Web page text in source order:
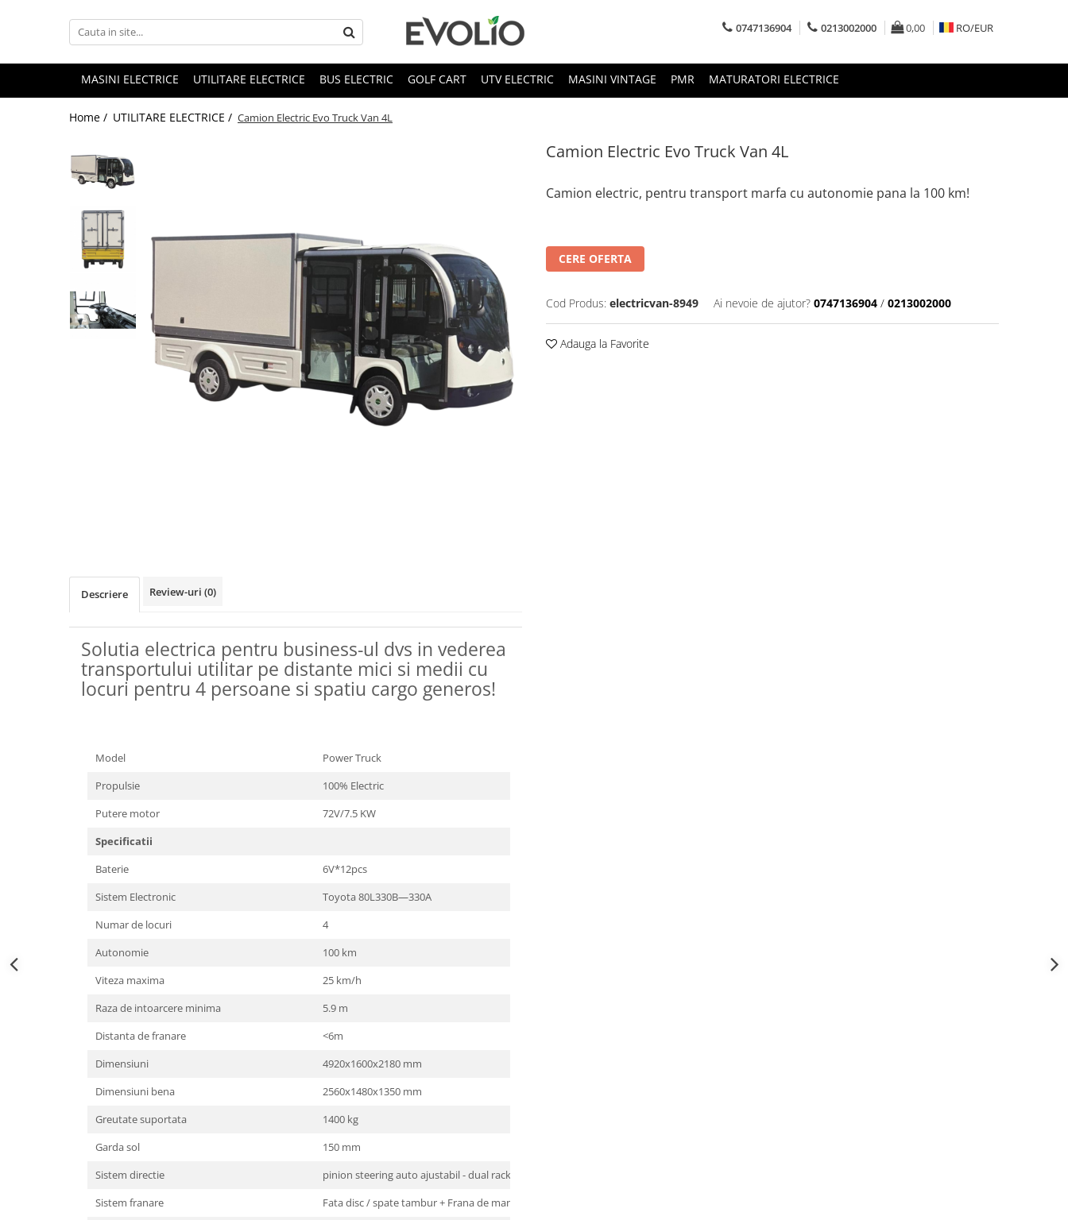
0747136904 0213002000 0,00 RO/EUR
MASINI ELECTRICE UTILITARE ELECTRICE BUS ELECTRIC GOLF CART UTV ELECTRIC MASINI VINTAGE PMR MATURATORI ELECTRICE
Home / UTILITARE ELECTRICE / Camion Electric Evo Truck Van 4L
Camion Electric Evo Truck Van 4L
Camion electric, pentru transport marfa cu autonomie pana la 100 km!
CERE OFERTA
Cod Produs: electricvan-8949 Ai nevoie de ajutor? 0747136904 / 0213002000
Adauga la Favorite
Descriere Review-uri (0)
Solutia electrica pentru business-ul dvs in vederea
transportului utilitar pe distante mici si medii cu
locuri pentru 4 persoane si spatiu cargo generos!
Model
Power Truck
Propulsie
100% Electric
Putere motor
72V/7.5 KW
Specificatii
Baterie
6V*12pcs
Sistem Electronic
Toyota 80L330B—330A
Numar de locuri
4
Autonomie
100 km
Viteza maxima
25 km/h
Raza de intoarcere minima
5.9 m
Distanta de franare
<6m
Dimensiuni
4920x1600x2180 mm
Dimensiuni bena
2560x1480x1350 mm
Greutate suportata
1400 kg
Garda sol
150 mm
Sistem directie
pinion steering auto ajustabil - dual rack
Sistem franare
Fata disc / spate tambur + Frana de mana